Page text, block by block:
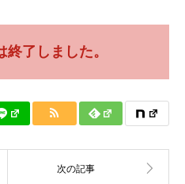
了しました。